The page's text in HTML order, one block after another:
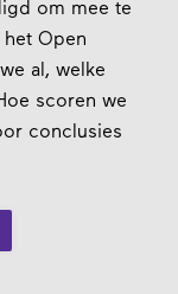
om mee te
het Open
al, welke
scoren we
conclusies